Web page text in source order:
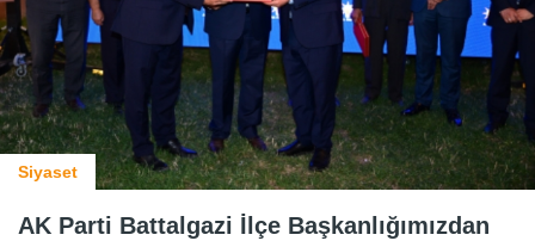
Siyaset
AK Parti Battalgazi İlçe Başkanlığımızdan